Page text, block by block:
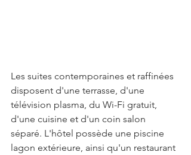
Les suites contemporaines et raffinées
disposent d'une terrasse, d'une
télévision plasma, du Wi-Fi gratuit,
d'une cuisine et d'un coin salon
séparé. L'hôtel possède une piscine
lagon extérieure, ainsi qu'un restaurant